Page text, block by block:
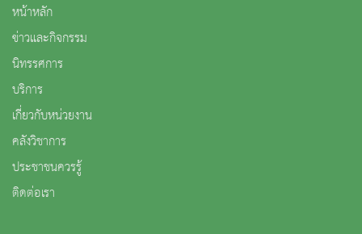
หน้าหลัก
ข่าวและกิจกรรม
นิทรรศการ
บริการ
เกี่ยวกับหน่วยงาน
คลังวิชาการ
ประชาชนควรรู้
ติดต่อเรา